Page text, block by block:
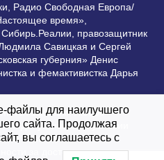
Радио Свободная Европа/
время»,
правозащитник
Савицкая и Сергей
губерния» Денис
и фемактивистка Дарья
законом. Любое
допустимо при условии
на Vesti.UZ.
за достоверность
файлы для наилучшего
сайта. Продолжая
вы соглашаетесь с